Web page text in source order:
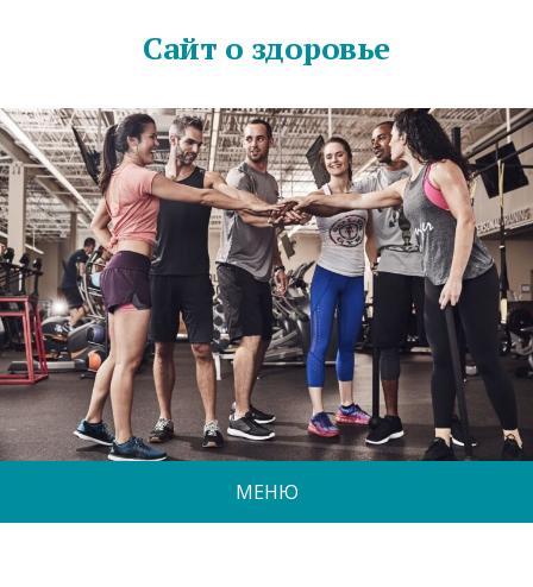
Сайт о здоровье
МЕНЮ